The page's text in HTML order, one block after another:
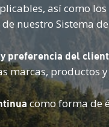
así como
nuestro Sistema
preferencia del
marcas, productos
como forma de